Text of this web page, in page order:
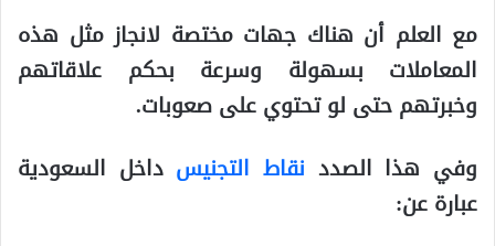
مع العلم أن هناك جهات مختصة لانجاز مثل هذه
المعاملات بسهولة وسرعة بحكم علاقاتهم
وخبرتهم حتى لو تحتوي على صعوبات.
وفي هذا الصدد نقاط التجنيس داخل السعودية
عبارة عن: